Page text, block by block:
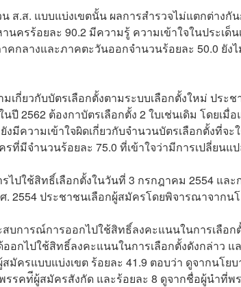
ส.ส. แบบแบ่งเขตนั้น ผลการสำรวจไม่แตกต่าง
นครร้อยละ 90.2 มีความรู้ ความเข้าใจในประเด็
คกลางและภาคตะวันออกจำนวนร้อยละ 50.0 ยัง
เกี่ยวกับบัตรเลือกตั้งตามระบบเลือกตั้งใหม่ ประ
นปี 2562 ต้องกาบัตรเลือกตั้ง 2 ใบเช่นเดิม โดย
งมีความเข้าใจผิดเกี่ยวกับจำนวนบัตรเลือกตั้งที่จ
ที่มีจำนวนร้อยละ 75.0 ที่เข้าใจว่ามีการเปลี่ยนแ
ไปใช้สิทธิ์เลือกตั้งในวันที่ 3 กรกฎาคม 2554 แล
ศ. 2554 ประชาชนเลือกผู้สมัครโดยพิจารณาจากน
สบการณ์การออกไปใช้สิทธิ์ลงคะแนนในการเลือ
ออกไปใช้สิทธิ์ลงคะแนนในการเลือกตั้งดังกล่าว
มัครแบบแบ่งเขต ร้อยละ 41.9 ตอบว่า ดูจากนโย
รรคท่ีผู้สมัครสังกัด และร้อยละ 8 ดูจากชื่อผู้นำที่